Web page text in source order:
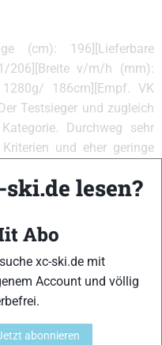
(cm): 196][Lieferbare
206][Breite v/m/h (mm):
186cm][Empf. VK
Testsieger und zugleich
Durchweg sehr
und eher geringe
Zurück Weiter
lesen?
Abo
xc-ski.de mit
Account und völlig
abonnieren